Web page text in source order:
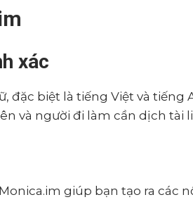
xác
biệt là tiếng Việt và tiếng
và người đi làm cần dịch tài
giúp bạn tạo ra các